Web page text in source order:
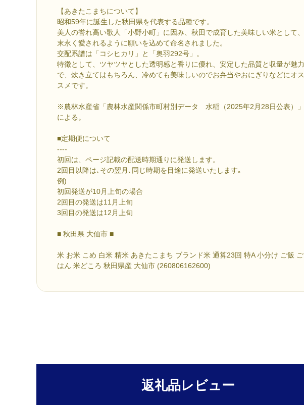
【あきたこまちについて】
昭和59年に誕生した秋田県を代表する品種です。
美人の誉れ高い歌人「小野小町」に因み、秋田で成育した美味しい米として、
末永く愛されるように願いを込めて命名されました。
交配系譜は「コシヒカリ」と「奥羽292号」。
特徴として、ツヤツヤとした透明感と香りに優れ、安定した品質と収量が魅力
で、炊き立てはもちろん、冷めても美味しいのでお弁当やおにぎりなどにオス
スメです。
※農林水産省「農林水産関係市町村別データ 水稲（2025年2月28日公表）」
による。
■定期便について
----
初回は、ページ記載の配送時期通りに発送します。
2回目以降は､その翌月､同じ時期を目途に発送いたします｡
例)
初回発送が10月上旬の場合
2回目の発送は11月上旬
3回目の発送は12月上旬
■ 秋田県 大仙市 ■
米 お米 こめ 白米 精米 あきたこまち ブランド米 通算23回 特A 小分け ご飯 ご
はん 米どころ 秋田県産 大仙市 (260806162600)
返礼品レビュー